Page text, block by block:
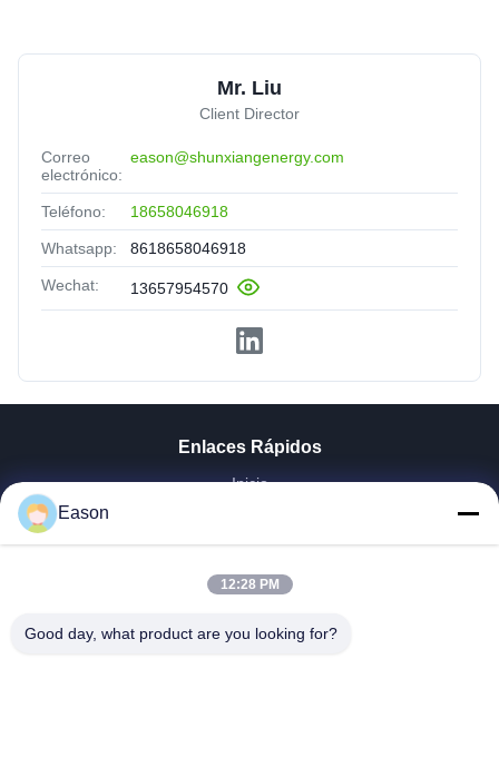
Mr. Liu
Client Director
Correo
electrónico:
eason@shunxiangenergy.com
Teléfono: 18658046918
Whatsapp: 8618658046918
Wechat: 13657954570
Enlaces Rápidos
Inicio
Videos
Visita A La Fábrica
Control De Calidad
Eason
12:28 PM
Good day, what product are you looking for?